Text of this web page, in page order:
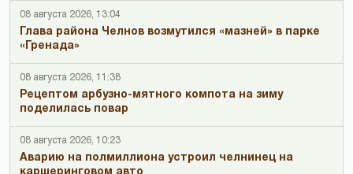
08 августа 2026, 13:04
Глава района Челнов возмутился «мазней» в парке
«Гренада»
08 августа 2026, 11:38
Рецептом арбузно-мятного компота на зиму
поделилась повар
08 августа 2026, 10:23
Аварию на полмиллиона устроил челнинец на
каршеринговом авто